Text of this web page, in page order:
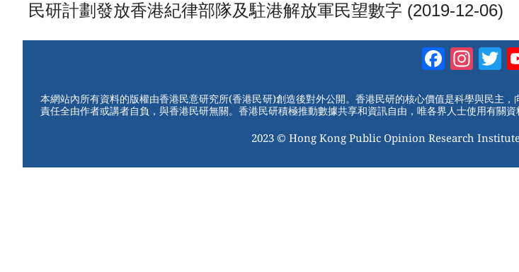
民研計劃發放香港紀律部隊及駐港解放軍民望數字 (2019-12-06)
本網站內所有資料的版權由香港民意研究所(香港民研)創造後對外公開。香港民研的核心價值是科學與民主
責任全由作者或講者自負，與香港民研無關。香港民研積極推動數據共享和資訊自由，唯各界人士使用有關資
2023 © Hong Kong Public Opinion Research